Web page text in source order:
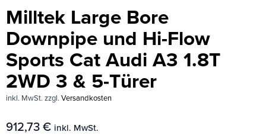
Milltek Large Bore
Downpipe und Hi-Flow
Sports Cat Audi A3 1.8T
2WD 3 & 5-Türer
inkl. MwSt. zzgl. Versandkosten
912,73 € inkl. MwSt.